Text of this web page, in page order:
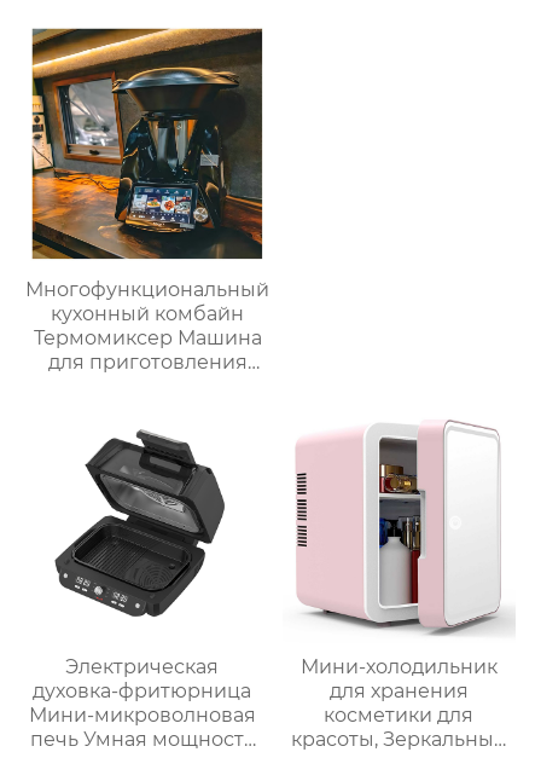
складное
косметическое
зеркало для
переодевания
фабрика зеркал
Многофункциональный
кухонный комбайн
Термомиксер Машина
для приготовления
Электрическая
духовка-фритюрница
Мини-микроволновая
печь Умная мощность
Мини-холодильник
для хранения
косметики для
красоты, Зеркальный